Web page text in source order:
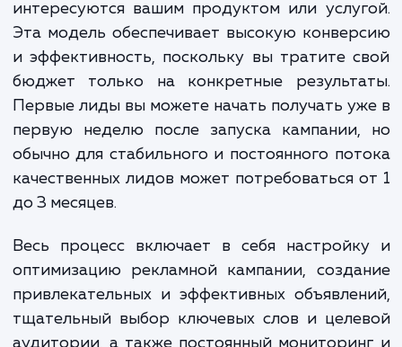
лида соответственно увеличится. Также цена
варьироваться в зависимости от требуемого
качества лида: чем выше требования к
потенциальному клиенту, тем больше затрат
требуется на его привлечение.
Мы всегда готовы предложить индивидуальные условия
оплаты и подобрать оптимальный вариант, исходя из
особенностей вашего бизнеса, чтобы достижение целей
максимально эффективным и выгодным для вас.
ЗАКАЗАТЬ УСЛУГИ